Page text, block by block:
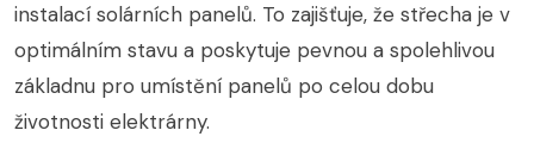
instalací solárních panelů. To zajišťuje, že střecha je v
optimálním stavu a poskytuje pevnou a spolehlivou
základnu pro umístění panelů po celou dobu
životnosti elektrárny.